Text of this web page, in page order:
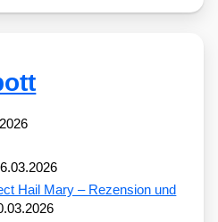
Hail Mary – Rezension und